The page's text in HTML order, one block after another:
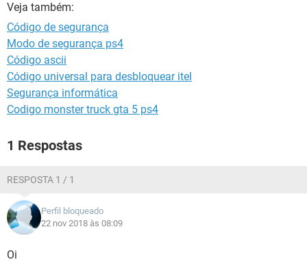
Veja também:
Código de segurança
Modo de segurança ps4
Código ascii
Código universal para desbloquear itel
Segurança informática
Codigo monster truck gta 5 ps4
1 Respostas
RESPOSTA 1 / 1
Perfil bloqueado
22 nov 2018 às 08:09
Oi